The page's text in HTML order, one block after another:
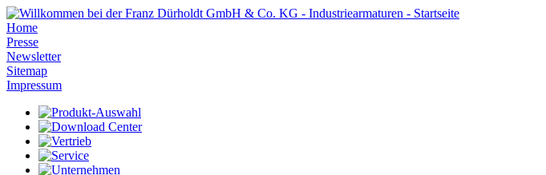
Home
Presse
Newsletter
Sitemap
Impressum